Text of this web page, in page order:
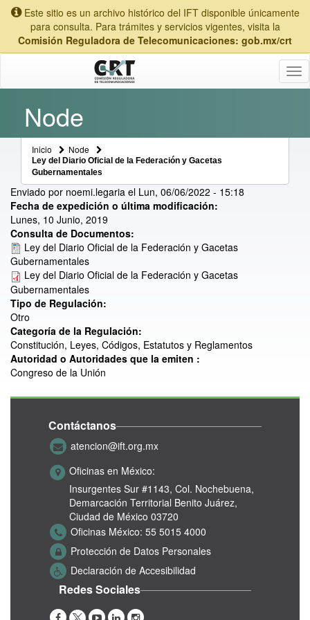
Este sitio es un archivo histórico del IFT disponible únicamente
para consulta. Para trámites y servicios vigentes, visita la
Comisión Reguladora de Telecomunicaciones: gob.mx/crt
Node
Inicio Node
Ley del Diario Oficial de la Federación y Gacetas
Gubernamentales
Enviado por noemi.legaria el Lun, 06/06/2022 - 15:18
Fecha de expedición o última modificación:
Lunes, 10 Junio, 2019
Consulta de Documentos:
Ley del Diario Oficial de la Federación y Gacetas
Gubernamentales
Ley del Diario Oficial de la Federación y Gacetas
Gubernamentales
Tipo de Regulación:
Otro
Categoría de la Regulación:
Constitución, Leyes, Códigos, Estatutos y Reglamentos
Autoridad o Autoridades que la emiten :
Congreso de la Unión
Contáctanos
atencion@ift.org.mx
Oficinas en México:
Insurgentes Sur #1143, Col. Nochebuena,
Demarcación Territorial Benito Juárez,
Ciudad de México 03720
Oficinas México: 55 5015 4000
Protección de Datos Personales
Declaración de Accesibilidad
Redes Sociales